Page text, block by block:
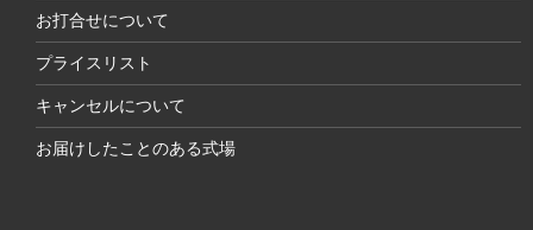
お打合せについて
プライスリスト
キャンセルについて
お届けしたことのある式場